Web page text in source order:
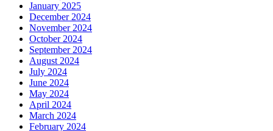
January 2025
December 2024
November 2024
October 2024
September 2024
August 2024
July 2024
June 2024
May 2024
April 2024
March 2024
February 2024